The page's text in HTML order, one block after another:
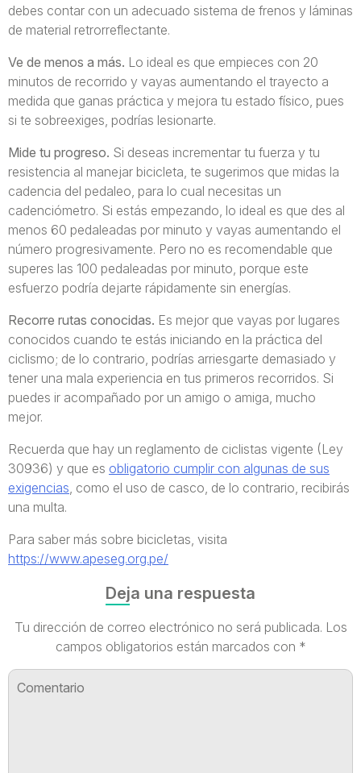
debes contar con un adecuado sistema de frenos y láminas
de material retrorreflectante.
Ve de menos a más. Lo ideal es que empieces con 20
minutos de recorrido y vayas aumentando el trayecto a
medida que ganas práctica y mejora tu estado físico, pues
si te sobreexiges, podrías lesionarte.
Mide tu progreso. Si deseas incrementar tu fuerza y tu
resistencia al manejar bicicleta, te sugerimos que midas la
cadencia del pedaleo, para lo cual necesitas un
cadenciómetro. Si estás empezando, lo ideal es que des al
menos 60 pedaleadas por minuto y vayas aumentando el
número progresivamente. Pero no es recomendable que
superes las 100 pedaleadas por minuto, porque este
esfuerzo podría dejarte rápidamente sin energías.
Recorre rutas conocidas. Es mejor que vayas por lugares
conocidos cuando te estás iniciando en la práctica del
ciclismo; de lo contrario, podrías arriesgarte demasiado y
tener una mala experiencia en tus primeros recorridos. Si
puedes ir acompañado por un amigo o amiga, mucho
mejor.
Recuerda que hay un reglamento de ciclistas vigente (Ley
30936) y que es obligatorio cumplir con algunas de sus
exigencias, como el uso de casco, de lo contrario, recibirás
una multa.
Para saber más sobre bicicletas, visita
https://www.apeseg.org.pe/
Deja una respuesta
Tu dirección de correo electrónico no será publicada. Los
campos obligatorios están marcados con *